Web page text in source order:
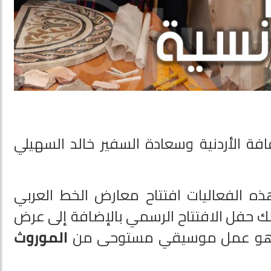
الأردنية وسعادة السفير خالد السهيلي
الفعاليات افتتاح معارض الخط العربي
حفل الافتتاح الرسمي بالإضافة إلى عرض
عمل موسيقي مستوحى من الموروث